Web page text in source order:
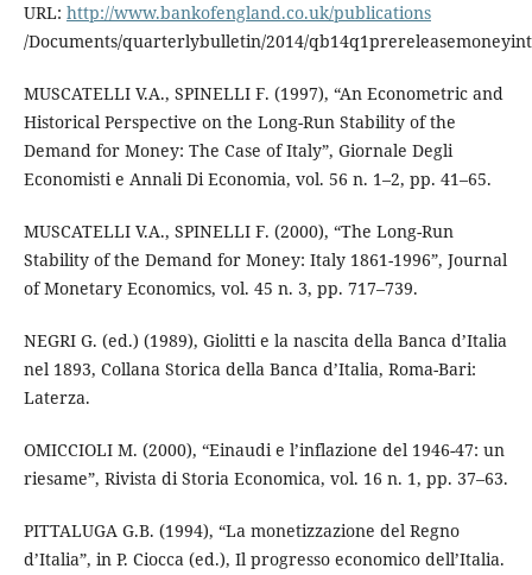
URL: http://www.bankofengland.co.uk/publications
/Documents/quarterlybulletin/2014/
MUSCATELLI V.A., SPINELLI F. (1997), “An Econometric and
Historical Perspective on the Long-Run Stability of the
Demand for Money: The Case of Italy”, Giornale Degli
Economisti e Annali Di Economia, vol. 56 n. 1–2, pp. 41–65.
MUSCATELLI V.A., SPINELLI F. (2000), “The Long-Run
Stability of the Demand for Money: Italy 1861-1996”, Journal
of Monetary Economics, vol. 45 n. 3, pp. 717–739.
NEGRI G. (ed.) (1989), Giolitti e la nascita della Banca d’Italia
nel 1893, Collana Storica della Banca d’Italia, Roma-Bari:
Laterza.
OMICCIOLI M. (2000), “Einaudi e l’inflazione del 1946-47: un
riesame”, Rivista di Storia Economica, vol. 16 n. 1, pp. 37–63.
PITTALUGA G.B. (1994), “La monetizzazione del Regno
d’Italia”, in P. Ciocca (ed.), Il progresso economico dell’Italia.